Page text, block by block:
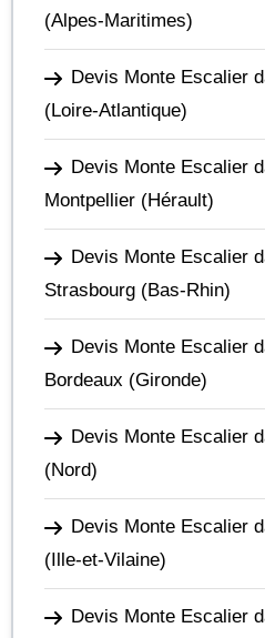
(Alpes-Maritimes)
Devis Monte Escalier
(Loire-Atlantique)
Devis Monte Escalier
Montpellier (Hérault)
Devis Monte Escalier
Strasbourg (Bas-Rhin)
Devis Monte Escalier
Bordeaux (Gironde)
Devis Monte Escalier
(Nord)
Devis Monte Escalier
(Ille-et-Vilaine)
Devis Monte Escalier